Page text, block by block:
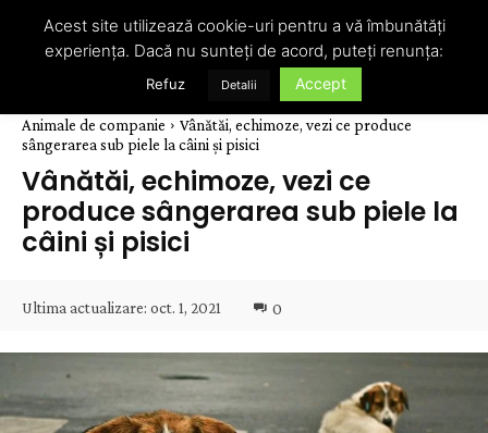
Animale de companie
Vânătăi, echimoze, vezi ce produce
sângerarea sub piele la câini și pisici
Vânătăi, echimoze, vezi ce
produce sângerarea sub piele la
câini și pisici
Ultima actualizare: oct. 1, 2021 0
Acest site utilizează cookie-uri pentru a vă îmbunătăți
experiența. Dacă nu sunteți de acord, puteți renunța:
Refuz Detalii Accept